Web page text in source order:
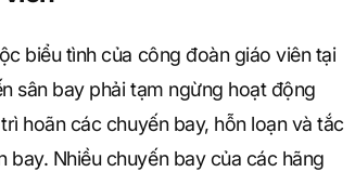
biểu tình của công đoàn giáo viên tại
sân bay phải tạm ngừng hoạt động
hoãn các chuyến bay, hỗn loạn và tắc
bay. Nhiều chuyến bay của các hãng